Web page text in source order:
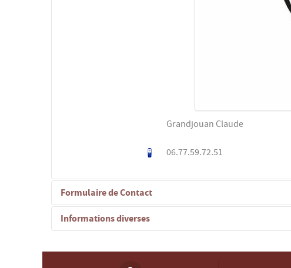
Grandjouan Claude
06.77.59.72.51
Formulaire de Contact
Envoyer un e-mail
Informations diverses